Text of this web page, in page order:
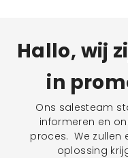
Hallo, wij
in
Ons salesteam
informeren en
proces. We zullen
oplossing